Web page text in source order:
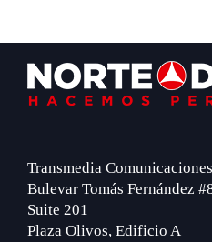
Footer
Transmedia
Bulevar Tomás Fernández
Suite 201
Plaza Olivos, Edificio A